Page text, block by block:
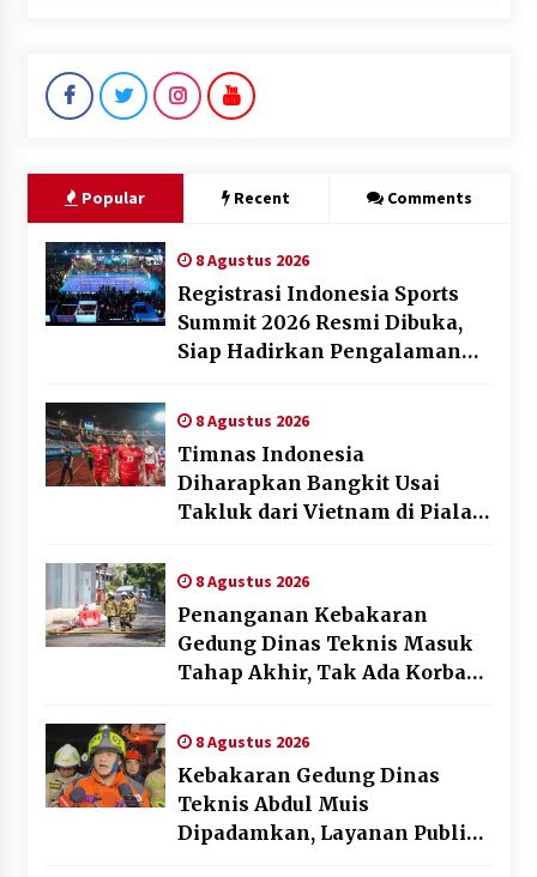
Popular Recent Comments
8 Agustus 2026
Registrasi Indonesia Sports
Summit 2026 Resmi Dibuka,
Siap Hadirkan Pengalaman
8 Agustus 2026
Timnas Indonesia
Diharapkan Bangkit Usai
Takluk dari Vietnam di Piala
8 Agustus 2026
Penanganan Kebakaran
Gedung Dinas Teknis Masuk
Tahap Akhir, Tak Ada Korban
8 Agustus 2026
Kebakaran Gedung Dinas
Teknis Abdul Muis
Dipadamkan, Layanan Publik